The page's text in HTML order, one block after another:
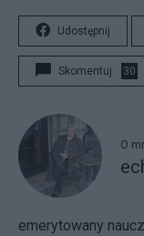
Udostępnij
Skomentuj 30
O
emerytowany